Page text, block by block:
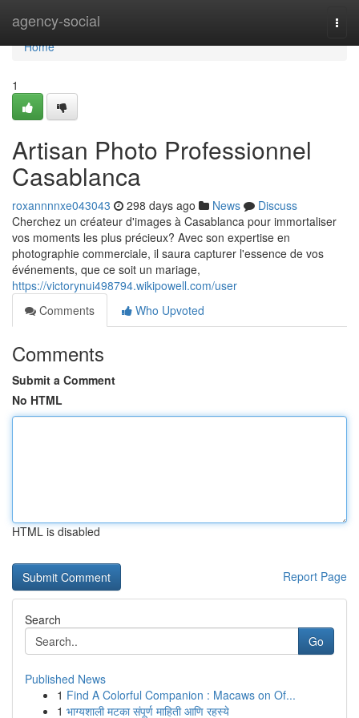
agency-social
Home
Home
1
Artisan Photo Professionnel
Casablanca
roxannnnxe043043 298 days ago News
Discuss
Cherchez un créateur d'images à Casablanca pour immortaliser
vos moments les plus précieux? Avec son expertise en
photographie commerciale, il saura capturer l'essence de vos
événements, que ce soit un mariage,
https://victorynui498794.wikipowell.com/user
Comments
Who Upvoted
Comments
Submit a Comment
No HTML
HTML is disabled
Report Page
Search
Go
Published News
1 Find A Colorful Companion : Macaws on Of...
1 भाग्यशाली मटका संपूर्ण माहिती आणि रहस्ये